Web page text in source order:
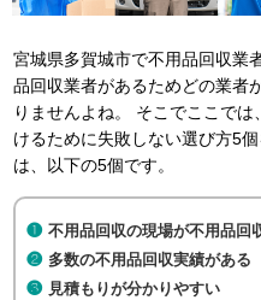
宮城県多賀城市で不用品回収業
品回収業者があるためどの業者
りませんよね。 そこでここで
けるために失敗しない選び方5
は、以下の5個です。
不用品回収の現場が不用品回
多数の不用品回収実績がある
見積もりが分かりやすい